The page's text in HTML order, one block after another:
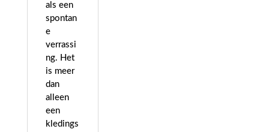
als een
spontan
e
verrassi
ng. Het
is meer
dan
alleen
een
kledings